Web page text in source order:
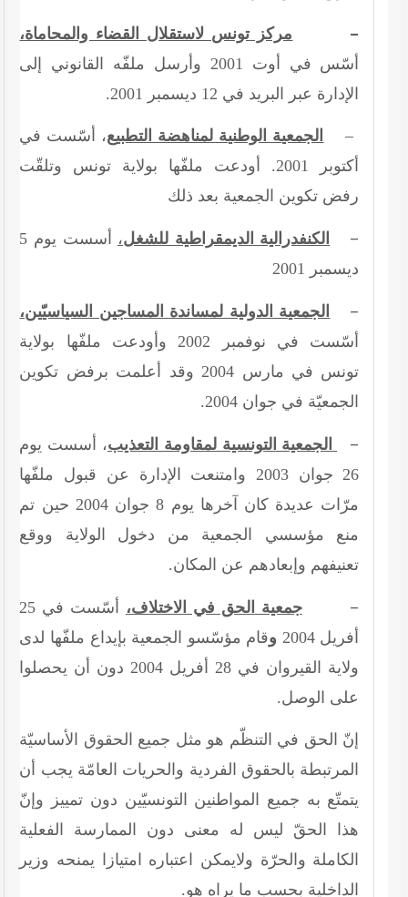
–
مركز تونس لاستقلال القضاء والمحاماة،
أسّس في أوت
2001 وأرسل ملفّه القانوني إلى
الإدارة عبر البريد في 12 ديسمبر 2001
.
– الجمعية الوطنية لمناهضة التطبيع، أسّست في
أكتوبر
2001. أودعت ملفّها بولاية تونس وتلقّت
رفض تكوين الجمعية بعد ذلك
– الكنفدرالية الديمقراطية للشغل، أسست يوم 5
ديسمبر
2001
–
الجمعية الدولية لمساندة المساجين السياسيّين،
أسّست في نوفمبر 2002 وأودعت ملفّها بولاية
تونس في مارس 2004 وقد أعلمت برفض تكوين
الجمعيّة في جوان 2004
.
– الجمعية التونسية لمقاومة التعذيب، أسست يوم
26 جوان 2003 وامتنعت الإدارة عن قبول ملفّها
مرّات عديدة كان آخرها يوم 8جوان2004 حين تم
منع مؤسسي الجمعية من دخول الولاية ووقع
تعنيفهم وإبعادهم عن المكان.
–جمعية الحق في الاختلاف، أسّست في 25
أفريل2004 وقام مؤسّسو الجمعية بإيداع ملفّها لدى
ولاية القيروان في 28 أفريل 2004 دون أن يحصلوا
على الوصل.
إنّ الحق في التنظّم هو مثل جميع الحقوق الأساسيّة
المرتبطة بالحقوق الفردية والحريات العامّة يجب أن
يتمتّع به جميع المواطنين التونسيّين دون تمييز وإنّ
هذا الحقّ ليس له معنى دون الممارسة الفعلية
الكاملة والحرّة ولايمكن اعتباره امتيازا يمنحه وزير
الداخلية بحسب ما يراه هو.